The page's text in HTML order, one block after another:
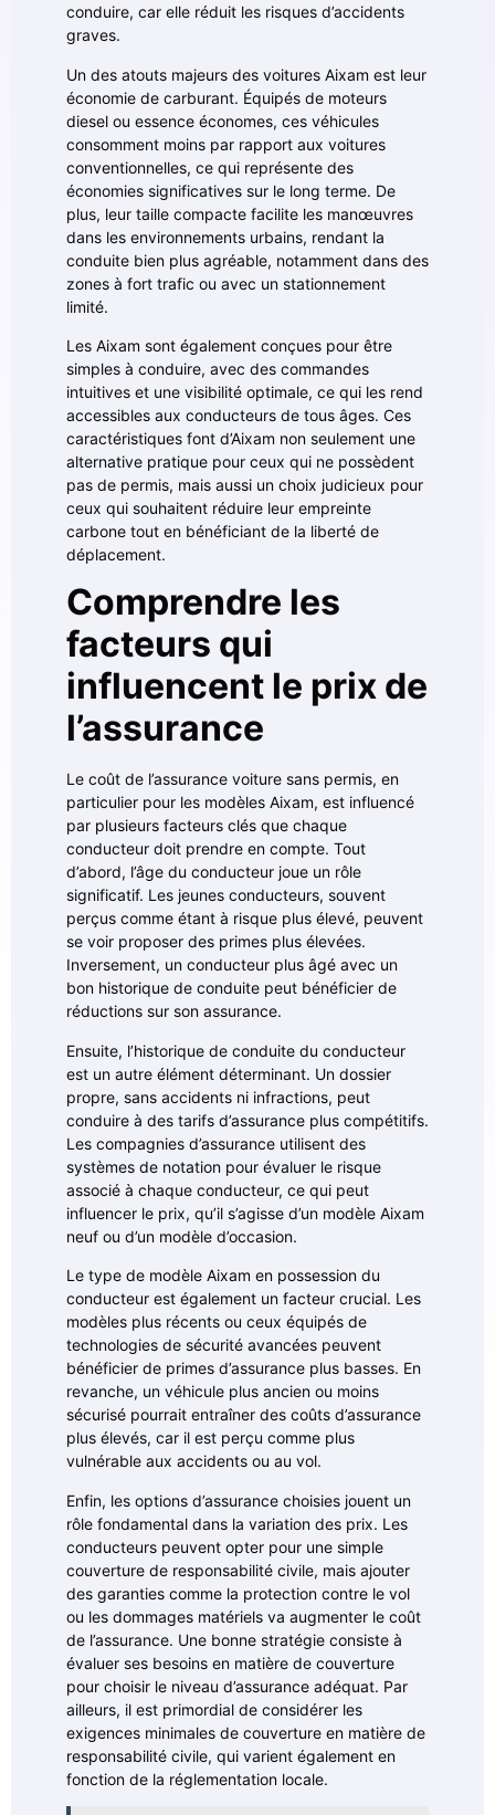
conduire, car elle réduit les risques d’accidents
graves.
Un des atouts majeurs des voitures Aixam est leur
économie de carburant. Équipés de moteurs
diesel ou essence économes, ces véhicules
consomment moins par rapport aux voitures
conventionnelles, ce qui représente des
économies significatives sur le long terme. De
plus, leur taille compacte facilite les manœuvres
dans les environnements urbains, rendant la
conduite bien plus agréable, notamment dans des
zones à fort trafic ou avec un stationnement
limité.
Les Aixam sont également conçues pour être
simples à conduire, avec des commandes
intuitives et une visibilité optimale, ce qui les rend
accessibles aux conducteurs de tous âges. Ces
caractéristiques font d’Aixam non seulement une
alternative pratique pour ceux qui ne possèdent
pas de permis, mais aussi un choix judicieux pour
ceux qui souhaitent réduire leur empreinte
carbone tout en bénéficiant de la liberté de
déplacement.
Comprendre les
facteurs qui
influencent le prix de
l’assurance
Le coût de l’assurance voiture sans permis, en
particulier pour les modèles Aixam, est influencé
par plusieurs facteurs clés que chaque
conducteur doit prendre en compte. Tout
d’abord, l’âge du conducteur joue un rôle
significatif. Les jeunes conducteurs, souvent
perçus comme étant à risque plus élevé, peuvent
se voir proposer des primes plus élevées.
Inversement, un conducteur plus âgé avec un
bon historique de conduite peut bénéficier de
réductions sur son assurance.
Ensuite, l’historique de conduite du conducteur
est un autre élément déterminant. Un dossier
propre, sans accidents ni infractions, peut
conduire à des tarifs d’assurance plus compétitifs.
Les compagnies d’assurance utilisent des
systèmes de notation pour évaluer le risque
associé à chaque conducteur, ce qui peut
influencer le prix, qu’il s’agisse d’un modèle Aixam
neuf ou d’un modèle d’occasion.
Le type de modèle Aixam en possession du
conducteur est également un facteur crucial. Les
modèles plus récents ou ceux équipés de
technologies de sécurité avancées peuvent
bénéficier de primes d’assurance plus basses. En
revanche, un véhicule plus ancien ou moins
sécurisé pourrait entraîner des coûts d’assurance
plus élevés, car il est perçu comme plus
vulnérable aux accidents ou au vol.
Enfin, les options d’assurance choisies jouent un
rôle fondamental dans la variation des prix. Les
conducteurs peuvent opter pour une simple
couverture de responsabilité civile, mais ajouter
des garanties comme la protection contre le vol
ou les dommages matériels va augmenter le coût
de l’assurance. Une bonne stratégie consiste à
évaluer ses besoins en matière de couverture
pour choisir le niveau d’assurance adéquat. Par
ailleurs, il est primordial de considérer les
exigences minimales de couverture en matière de
responsabilité civile, qui varient également en
fonction de la réglementation locale.